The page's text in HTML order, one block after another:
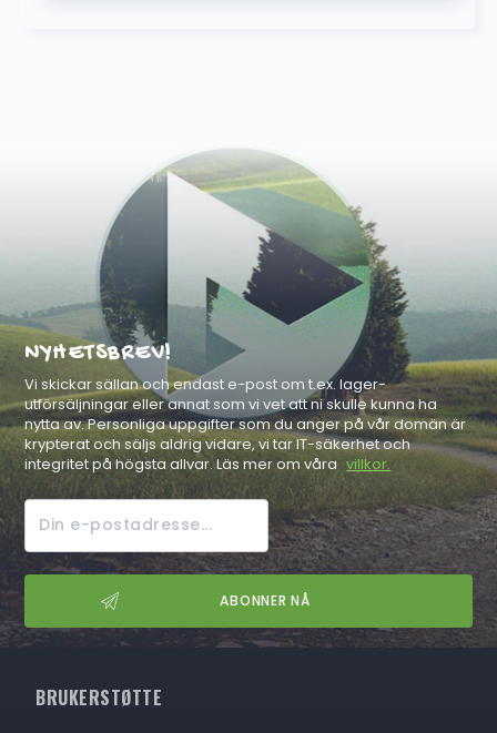
NYHETSBREV!
Vi skickar sällan och endast e-post om t.ex. lager-
utförsäljningar eller annat som vi vet att ni skulle kunna ha
nytta av. Personliga uppgifter som du anger på vår domän är
krypterat och säljs aldrig vidare, vi tar IT-säkerhet och
integritet på högsta allvar. Läs mer om våra villkor.
BRUKERSTØTTE